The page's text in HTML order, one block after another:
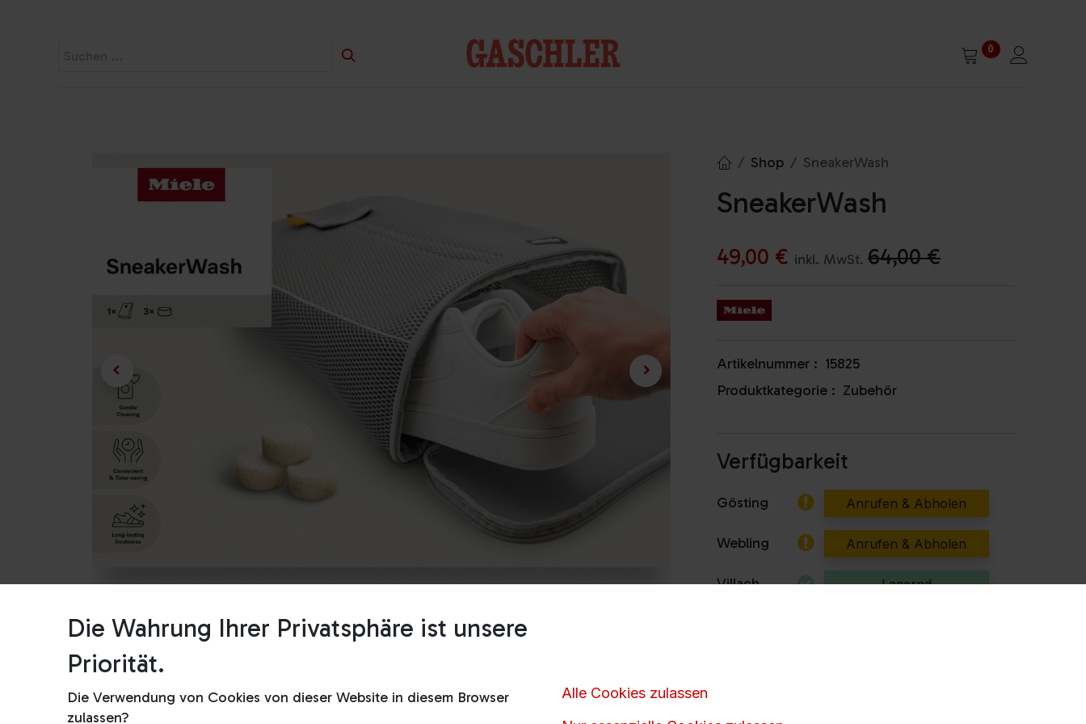
0
Shop SneakerWash
SneakerWash
49,00 € inkl. MwSt. 64,00€
Artikelnummer : 15825
Produktkategorie : Zubehör
Verfügbarkeit
Gösting Anrufen & Abholen
Webling Anrufen & Abholen
Villach Lagernd
Die Wahrung Ihrer Privatsphäre ist unsere
Priorität.
Die Verwendung von Cookies von dieser Website in diesem Browser
zulassen?
Alle Cookies zulassen